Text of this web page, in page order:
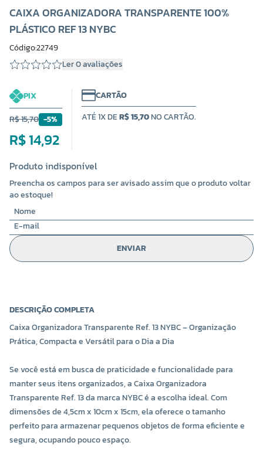
CAIXA ORGANIZADORA TRANSPARENTE 100%
PLÁSTICO REF 13 NYBC
Código:22749
Ler 0 avaliações
PIX
R$ 15,70 -5%
R$ 14,92
CARTÃO
ATÉ 1X DER$ 15,70NO CARTÃO.
Produto indisponível
Preencha os campos para ser avisado assim que o produto voltar
ao estoque!
ENVIAR
DESCRIÇÃO COMPLETA
Caixa Organizadora Transparente Ref. 13 NYBC – Organização
Prática, Compacta e Versátil para o Dia a Dia
Se você está em busca de praticidade e funcionalidade para
manter seus itens organizados, a Caixa Organizadora
Transparente Ref. 13 da marca NYBC é a escolha ideal. Com
dimensões de 4,5cm x 10cm x 15cm, ela oferece o tamanho
perfeito para armazenar pequenos objetos de forma eficiente e
segura, ocupando pouco espaço.